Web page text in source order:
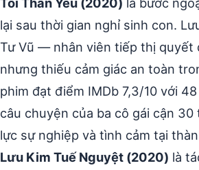
Tôi Thân Yêu (2020) là bước
lại sau thời gian nghỉ sinh con.
Tư Vũ — nhân viên tiếp thị quyết
nhưng thiếu cảm giác an toàn
phim đạt điểm IMDb 7,3/10 với
câu chuyện của ba cô gái cận 30
lực sự nghiệp và tình cảm tại
Lưu Kim Tuế Nguyệt (2020) là